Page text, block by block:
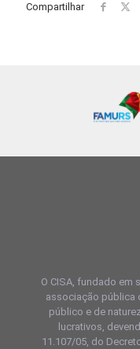
Compartilhar
O CISA, fundado em
associação pública
público e de
lucrativos,
11.107/05, do